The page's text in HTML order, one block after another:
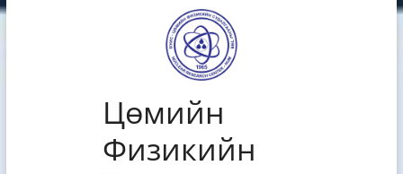
Skip
Цөмийн
Физикийн